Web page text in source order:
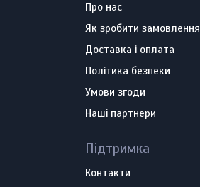
Про нас
Як зробити замовлення
Доставка і оплата
Політика безпеки
Умови згоди
Наші партнери
Підтримка
Контакти